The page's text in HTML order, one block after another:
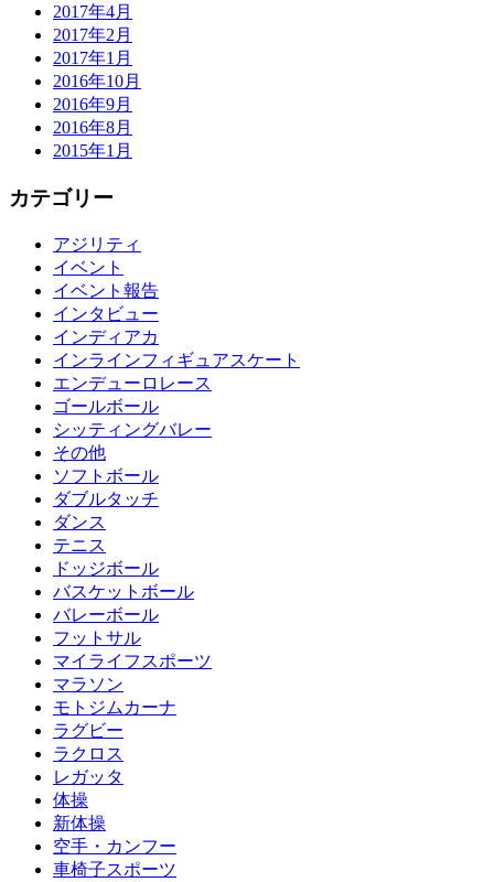
2017年4月
2017年2月
2017年1月
2016年10月
2016年9月
2016年8月
2015年1月
カテゴリー
アジリティ
イベント
イベント報告
インタビュー
インディアカ
インラインフィギュアスケート
エンデューロレース
ゴールボール
シッティングバレー
その他
ソフトボール
ダブルタッチ
ダンス
テニス
ドッジボール
バスケットボール
バレーボール
フットサル
マイライフスポーツ
マラソン
モトジムカーナ
ラグビー
ラクロス
レガッタ
体操
新体操
空手・カンフー
車椅子スポーツ